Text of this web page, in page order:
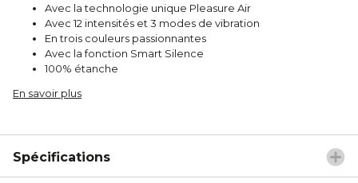
Avec la technologie unique Pleasure Air
Avec 12 intensités et 3 modes de vibration
En trois couleurs passionnantes
Avec la fonction Smart Silence
100% étanche
En savoir plus
Spécifications